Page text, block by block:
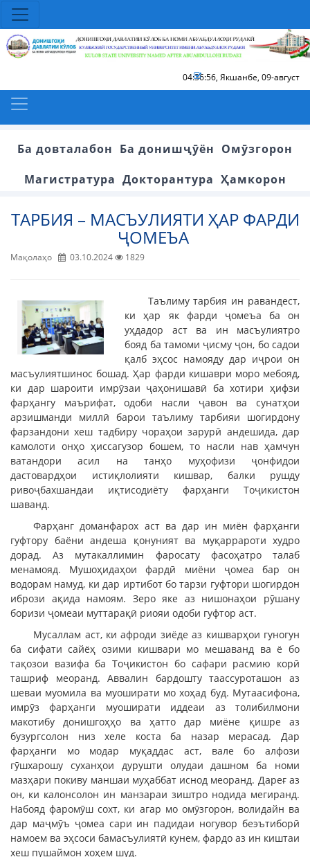
04:36:56, Якшанбе, 09-август
Ба довталабон Ба донишҷӯён Омӯзгорон
Магистратура Докторантура Ҳамкорон
ТАРБИЯ – МАСЪУЛИЯТИ ҲАР ФАРДИ
ҶОМЕЪА
Мақолаҳо 03.10.2024 1829
Таълиму тарбия ин равандест,
ки ҳар як фарди ҷомеъа ба он
уҳдадор аст ва ин масъулиятро
бояд ба тамоми ҷисму ҷон, бо садои
қалб эҳсос намояду дар иҷрои он
масъулиятшинос бошад. Ҳар фарди кишаври моро мебояд,
ки дар шароити имрӯзаи ҷаҳонишавӣ ба хотири ҳифзи
фарҳангу маърифат, одоби насли ҷавон ва сунатҳои
арзишманди миллӣ барои таълиму тарбияи шогирдону
фарзандони хеш тадбиру чораҳои зарурӣ андешида, дар
камолоти онҳо ҳиссагузор бошем, то насли нав ҳамчун
ватандори асил на танҳо муҳофизи ҷонфидои
дастовардҳои истиқлолияти кишвар, балки рушду
ривоҷбахшандаи иқтисодиёту фарҳанги Тоҷикистон
шаванд.
Фарҳанг доманфарох аст ва дар ин миён фарҳанги
гуфтору баёни андеша қонуният ва муқаррароти худро
дорад. Аз мутакаллимин фаросату фасоҳатро талаб
менамояд. Мушоҳидаҳои фардӣ миёни ҷомеа бар он
водорам намуд, ки дар иртибот бо тарзи гуфтори шогирдон
ибрози ақида намоям. Зеро яке аз нишонаҳои рӯшану
боризи ҷомеаи муттарақӣ риояи одоби гуфтор аст.
Мусаллам аст, ки афроди зиёде аз кишварҳои гуногун
ба сифати сайёҳ озими кишвари мо мешаванд ва ё бо
тақозои вазифа ба Тоҷикистон бо сафари расмию корӣ
ташриф меоранд. Аввалин бардошту таассуроташон аз
шеваи муомила ва муоширати мо хоҳад буд. Мутаасифона,
имрӯз фарҳанги муоширати иддеаи аз толибилмони
макотибу донишгоҳҳо ва ҳатто дар миёне қишре аз
бузургсолон низ хеле коста ба назар мерасад. Дар
фарҳанги мо модар муқаддас аст, вале бо алфози
гӯшхарошу суханҳои дурушти олудаи дашном ба номи
мазҳари покиву маншаи муҳаббат иснод меоранд. Дареғ аз
он, ки калонсолон ин манзараи зиштро нодида мегиранд.
Набояд фаромӯш сохт, ки агар мо омӯзгорон, волидайн ва
дар маҷмӯъ ҷомеа сари ин падидаи ногувор беэътиборӣ
намоем ва эҳсоси бамасъулиятӣ кунем, фардо аз ин киштаи
хеш пушаймон хоҳем шуд.